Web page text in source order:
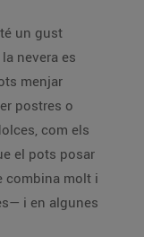
un gust
nevera es
menjar
postres o
com els
el pots posar
combina molt i
i en algunes